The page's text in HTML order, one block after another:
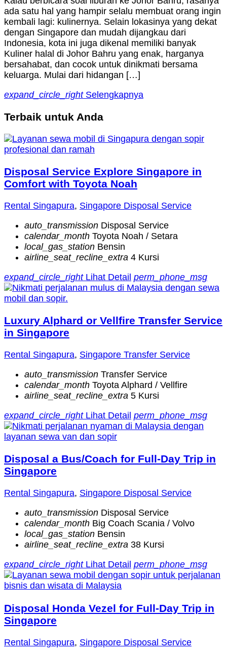
ada satu hal yang hampir selalu membuat orang ingin
kembali lagi: kulinernya. Selain lokasinya yang dekat
dengan Singapore dan mudah dijangkau dari
Indonesia, kota ini juga dikenal memiliki banyak
Kuliner halal di Johor Bahru yang enak, harganya
bersahabat, dan cocok untuk dinikmati bersama
keluarga. Mulai dari hidangan […]
expand_circle_rightSelengkapnya
Terbaik untuk Anda
Disposal Service Explore Singapore in
Comfort with Toyota Noah
Rental Singapura, Singapore Disposal Service
auto_transmission Disposal Service
calendar_month Toyota Noah / Setara
local_gas_station Bensin
airline_seat_recline_extra 4 Kursi
expand_circle_rightLihat Detail perm_phone_msg
Luxury Alphard or Vellfire Transfer Service
in Singapore
Rental Singapura, Singapore Transfer Service
auto_transmission Transfer Service
calendar_month Toyota Alphard / Vellfire
airline_seat_recline_extra 5 Kursi
expand_circle_rightLihat Detail perm_phone_msg
Disposal a Bus/Coach for Full-Day Trip in
Singapore
Rental Singapura, Singapore Disposal Service
auto_transmission Disposal Service
calendar_month Big Coach Scania / Volvo
local_gas_station Bensin
airline_seat_recline_extra 38 Kursi
expand_circle_rightLihat Detail perm_phone_msg
Disposal Honda Vezel for Full-Day Trip in
Singapore
Rental Singapura, Singapore Disposal Service